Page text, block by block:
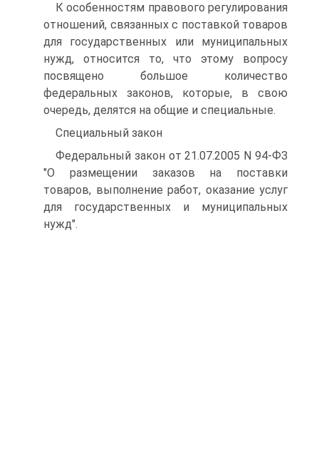
К особенностям правового регулирования
отношений, связанных с поставкой товаров
для государственных или муниципальных
нужд, относится то, что этому вопросу
посвящено большое количество
федеральных законов, которые, в свою
очередь, делятся на общие и специальные.
Специальный закон
Федеральный закон от 21.07.2005 N 94-ФЗ
"О размещении заказов на поставки
товаров, выполнение работ, оказание услуг
для государственных и муниципальных
нужд".